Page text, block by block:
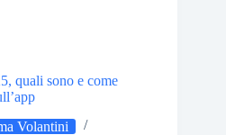
quali sono e come
Volantini